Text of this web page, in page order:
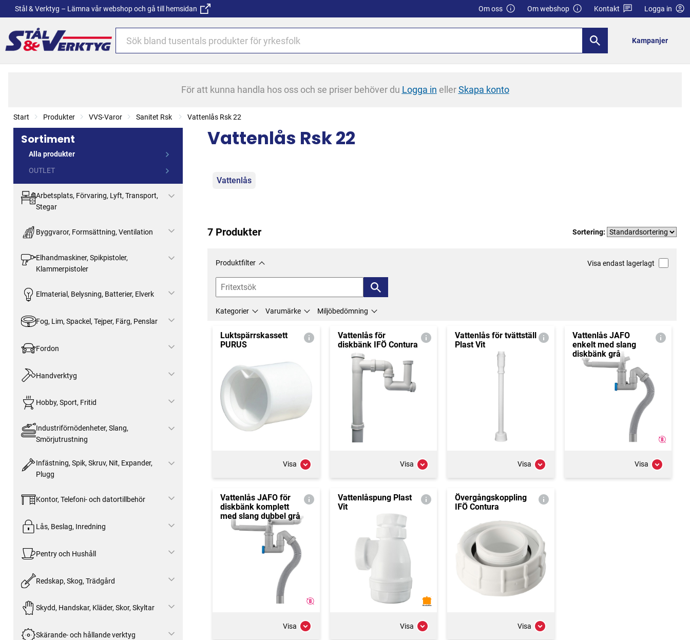
Stål & Verktyg – Lämna vår webshop och gå till hemsidan Om oss Om webshop Kontakt Logga in
Kampanjer
För att kunna handla hos oss och se priser behöver du Logga in ellerSkapa konto
Start Produkter VVS-Varor Sanitet Rsk Vattenlås Rsk 22
Sortiment
Alla produkter
OUTLET
Arbetsplats, Förvaring, Lyft, Transport,
Stegar
Byggvaror, Formsättning, Ventilation
Elhandmaskiner, Spikpistoler,
Klammerpistoler
Elmaterial, Belysning, Batterier, Elverk
Fog, Lim, Spackel, Tejper, Färg, Penslar
Fordon
Handverktyg
Hobby, Sport, Fritid
Industriförnödenheter, Slang,
Smörjutrustning
Infästning, Spik, Skruv, Nit, Expander,
Plugg
Kontor, Telefoni- och datortillbehör
Lås, Beslag, Inredning
Pentry och Hushåll
Redskap, Skog, Trädgård
Skydd, Handskar, Kläder, Skor, Skyltar
Skärande- och hållande verktyg
Vattenlås Rsk 22
Kategorier
Vattenlås
7 Produkter Sortering:
Produktfilter Visa endast lagerlagt
Kategorier Varumärke Miljöbedömning
Luktspärrskassett
PURUS
Visa
Vattenlås för
diskbänk IFÖ Contura
Visa
Vattenlås för tvättställ
Plast Vit
Visa
Vattenlås JAFO
enkelt med slang
diskbänk grå
Visa
Vattenlås JAFO för
diskbänk komplett
med slang dubbel grå
Visa
Vattenlåspung Plast
Vit
Visa
Övergångskoppling
IFÖ Contura
Visa